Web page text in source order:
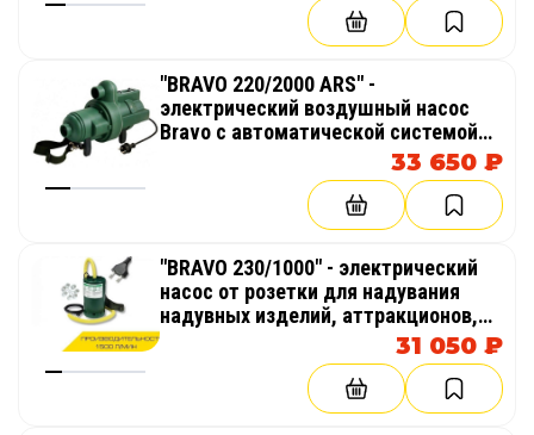
"BRAVO 220/2000 ARS" -
электрический воздушный насос
Bravo с автоматической системой
поддержания давления в надувном
изделие, пневмокаркасной палатке
33 650 ₽
"BRAVO 230/1000" - электрический
насос от розетки для надувания
надувных изделий, аттракционов,
31 050 ₽